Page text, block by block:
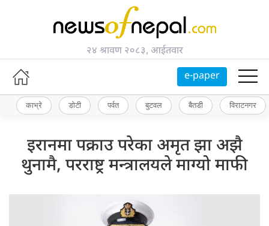
२४ श्रावण २०८३, आईतवार
e-paper
काभ्रे डोटी पर्वत बुटवल बैतडी विराटनगर
इरानमा पक्राउ परेका अमृत झा अझै
थुनामै, परराष्ट्र मन्त्रालयले माग्यो माफी